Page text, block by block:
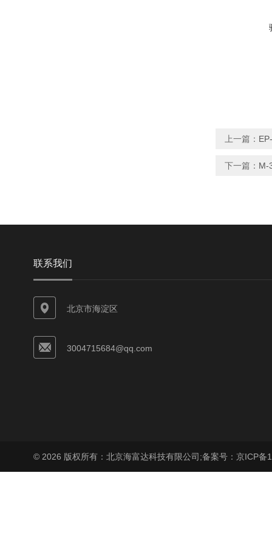
上一篇：
下一篇： M-
联系我们
北京市海淀区
3004715684@qq.com
© 2026 版权所有：北京海富达科技有限公司;备案号：京ICP备